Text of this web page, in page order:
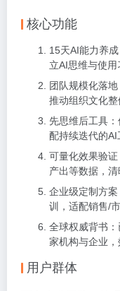
核心功能
15天AI能力养
立AI思维与使用
团队规模化落
推动组织文化整
先思维后工具
配持续迭代的AI
可量化效果验
产出等数据，清
企业级定制方
训，适配销售/
全球权威背书
家机构与企业，
用户群体